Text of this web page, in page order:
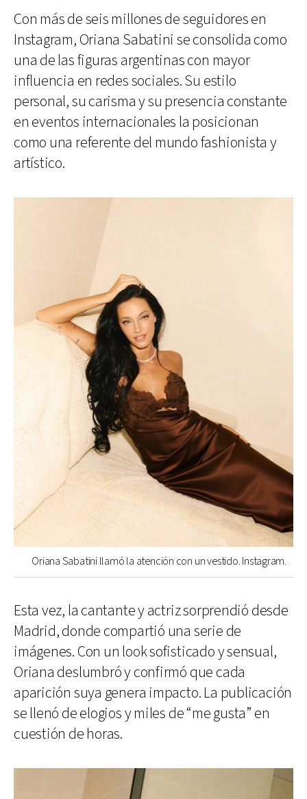
Con más de seis millones de seguidores en
Instagram, Oriana Sabatini se consolida como
una de las figuras argentinas con mayor
influencia en redes sociales. Su estilo
personal, su carisma y su presencia constante
en eventos internacionales la posicionan
como una referente del mundo fashionista y
artístico.
Oriana Sabatini llamó la atención con un vestido. Instagram.
Esta vez, la cantante y actriz sorprendió desde
Madrid, donde compartió una serie de
imágenes. Con un look sofisticado y sensual,
Oriana deslumbró y confirmó que cada
aparición suya genera impacto. La publicación
se llenó de elogios y miles de “me gusta” en
cuestión de horas.